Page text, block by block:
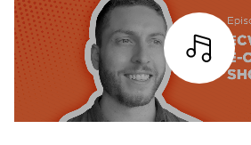
詳細を見る